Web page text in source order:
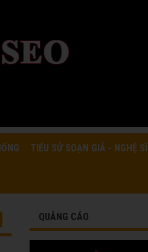
TIỂU SỬ SOẠN GIẢ - NGHỆ SĨ
QUẢNG CÁO